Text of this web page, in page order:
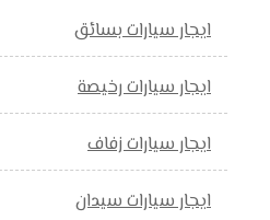
ايجار سيارات بسائق
ايجار سيارات رخيصة
ايجار سيارات زفاف
ايجار سيارات سيدان